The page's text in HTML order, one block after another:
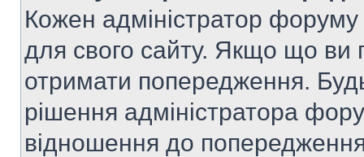
Кожен адміністратор
для свого сайту. Якщо що
отримати попередження.
рішення адміністратора
відношення до